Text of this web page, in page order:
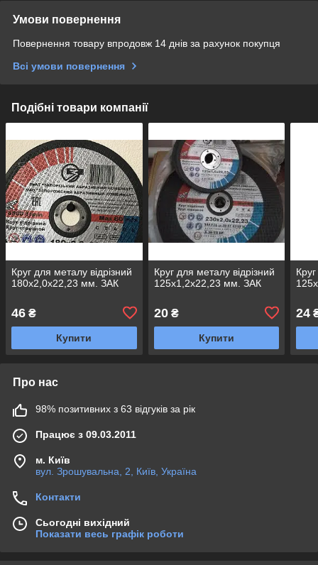
Умови повернення
Повернення товару впродовж 14 днів за рахунок покупця
Всі умови повернення
Подібні товари компанії
Круг для металу відрізний
180х2,0x22,23 мм. ЗАК
46 ₴
Купити
Круг для металу відрізний
125x1,2x22,23 мм. ЗАК
20₴
Купити
Круг
24
Про нас
98% позитивних з 63 відгуків за рік
Працює з 09.03.2011
м. Київ
вул. Зрошувальна, 2, Київ, Україна
Контакти
Сьогодні вихідний
Показати весь графік роботи